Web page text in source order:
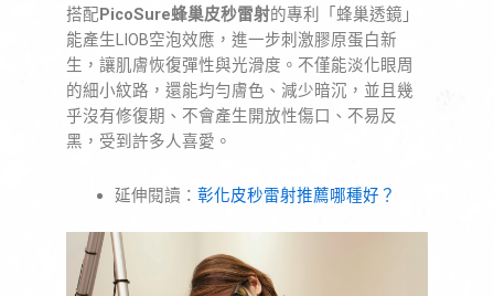
搭配PicoSure蜂巢皮秒雷射的專利「蜂巢透鏡」
能產生LIOB空泡效應，進一步刺激膠原蛋白新
生，讓肌膚恢復彈性與光滑度。不僅能淡化眼周
的細小紋路，還能均勻膚色、減少暗沉，並且幾
乎沒有修復期、不會產生開放性傷口、不易反
黑，受到許多人喜愛。
延伸閱讀： 彰化皮秒雷射推薦哪種好？